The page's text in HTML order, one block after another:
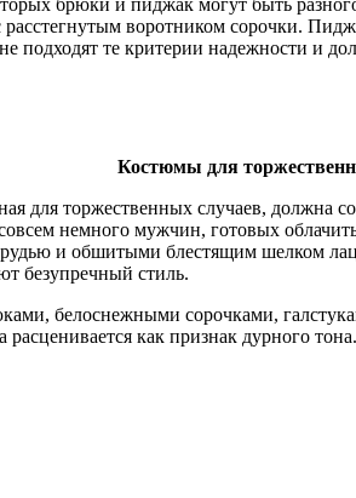
расстегнутым воротником сорочки.
подходят те критерии надежности и
Костюмы для
для торжественных случаев, должна
немного мужчин, готовых
и обшитыми блестящим шелком
безупречный стиль.
белоснежными сорочками,
как признак дурного тона.